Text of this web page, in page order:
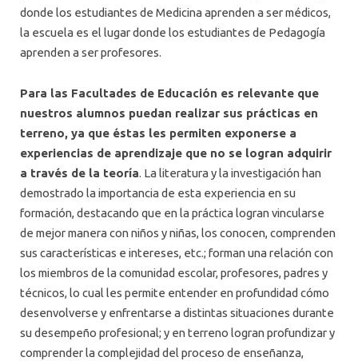
donde los estudiantes de Medicina aprenden a ser médicos,
la escuela es el lugar donde los estudiantes de Pedagogía
aprenden a ser profesores.
Para las Facultades de Educación es relevante que
nuestros alumnos puedan realizar sus prácticas en
terreno, ya que éstas les permiten exponerse a
experiencias de aprendizaje que no se logran adquirir
a través de la teoría. La literatura y la investigación han
demostrado la importancia de esta experiencia en su
formación, destacando que en la práctica logran vincularse
de mejor manera con niños y niñas, los conocen, comprenden
sus características e intereses, etc.; forman una relación con
los miembros de la comunidad escolar, profesores, padres y
técnicos, lo cual les permite entender en profundidad cómo
desenvolverse y enfrentarse a distintas situaciones durante
su desempeño profesional; y en terreno logran profundizar y
comprender la complejidad del proceso de enseñanza,